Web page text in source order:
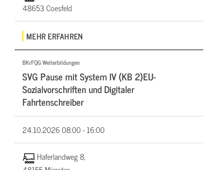
48653 Coesfeld
MEHR ERFAHREN
BKrFQG Weiterbildungen
SVG Pause mit System IV (KB 2)EU-
Sozialvorschriften und Digitaler
Fahrtenschreiber
24.10.202608:00 - 16:00
Haferlandweg 8,